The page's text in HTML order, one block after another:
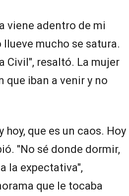
viene adentro de mi
mucho se satura.
Civil", resaltó. La mujer
iban a venir y no
hoy, que es un caos. Hoy
"No sé donde dormir,
la expectativa",
que le tocaba